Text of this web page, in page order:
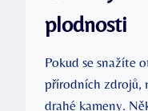
plodnosti
Pokud se snažíte
přírodních zdrojů,
drahé kameny.